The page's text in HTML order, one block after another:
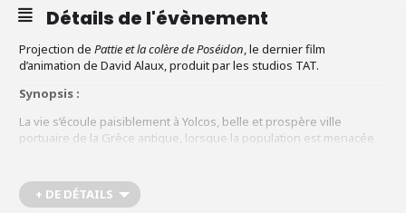
Détails de l'évènement
Projection de Pattie et la colère de Poséidon, le dernier film
d’animation de David Alaux, produit par les studios TAT.
Synopsis :
La vie s’écoule paisiblement à Yolcos, belle et prospère ville
portuaire de la Grèce antique, lorsque la population est menacée
Argonautes dans leur quête pour sauver la cité. Mais bien plus
qu’un coup de main, l’opération les amènera finalement à affronter
+ DE DÉTAILS